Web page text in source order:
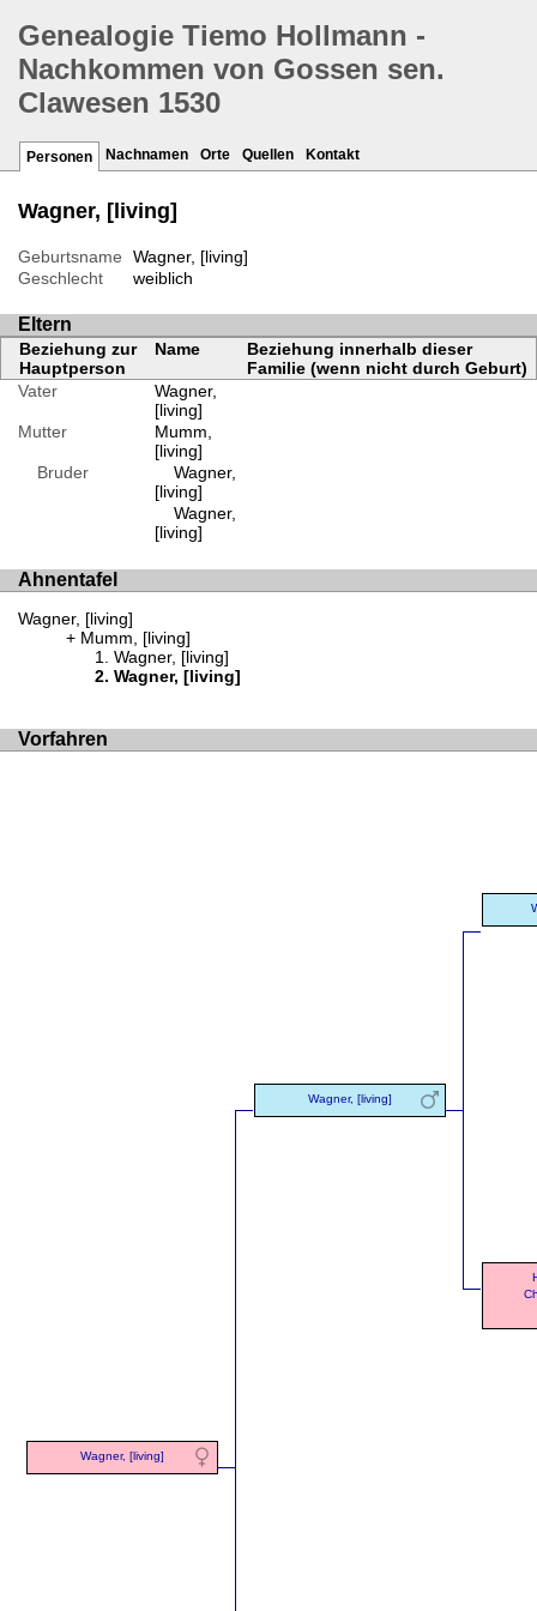
Genealogie Tiemo Hollmann -
Nachkommen von Gossen sen.
Clawesen 1530
Personen Nachnamen Orte Quellen Kontakt
Wagner, [living]
Geburtsname
Wagner, [living]
Geschlecht
weiblich
Eltern
Beziehung zur
Hauptperson
Name
Beziehung innerhalb dieser
Familie (wenn nicht durch Geburt)
Vater
Wagner,
[living]
Mutter
Mumm,
[living]
Bruder
Wagner,
[living]
Wagner,
[living]
Ahnentafel
Wagner, [living]
Mumm, [living]
Wagner, [living]
Wagner, [living]
Vorfahren
Wagner, [living]
Wagner, [living]